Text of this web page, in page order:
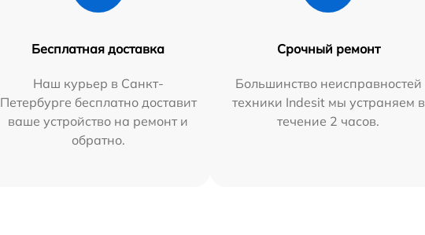
Бесплатная доставка
Наш курьер в Санкт-
Петербурге бесплатно доставит
ваше устройство на ремонт и
обратно.
Срочный ремонт
Большинство неисправностей
техники Indesit мы устраняем в
течение 2 часов.